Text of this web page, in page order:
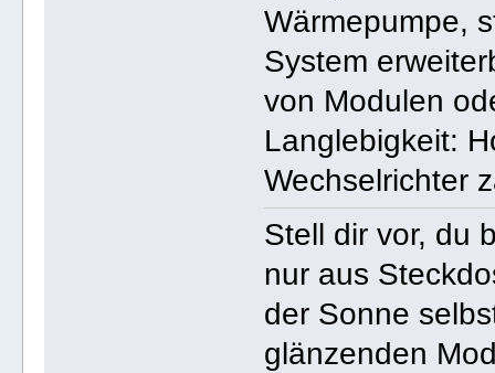
Wärmepumpe,
System
von Modulen
Langlebigkeit:
Wechselrichter
Stell dir vor, du
nur aus
der Sonne
glänzenden